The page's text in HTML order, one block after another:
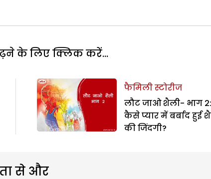
के लिए क्लिक करें...
फैमिली स्टोरीज
लौट जाओ शैली- भाग 2:
कैसे प्यार में बर्बाद हुई
की जिंदगी?
से और